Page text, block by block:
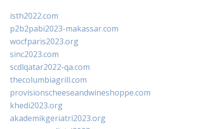
isth2022.com
p2b2pabi2023-makassar.com
wocfparis2023.org
sinc2023.com
scdlqatar2022-qa.com
thecolumbiagrill.com
provisionscheeseandwineshoppe.com
khedi2023.org
akademikgeriatri2023.org